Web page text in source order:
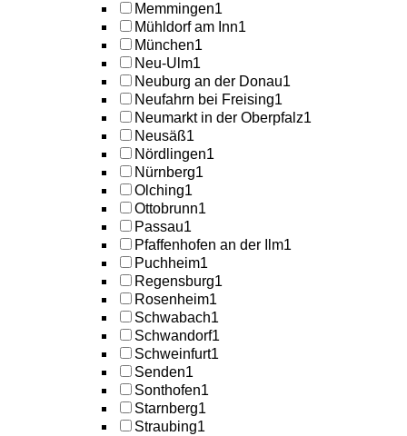
Memmingen1
Mühldorf am Inn1
München1
Neu-Ulm1
Neuburg an der Donau1
Neufahrn bei Freising1
Neumarkt in der Oberpfalz1
Neusäß1
Nördlingen1
Nürnberg1
Olching1
Ottobrunn1
Passau1
Pfaffenhofen an der Ilm1
Puchheim1
Regensburg1
Rosenheim1
Schwabach1
Schwandorf1
Schweinfurt1
Senden1
Sonthofen1
Starnberg1
Straubing1